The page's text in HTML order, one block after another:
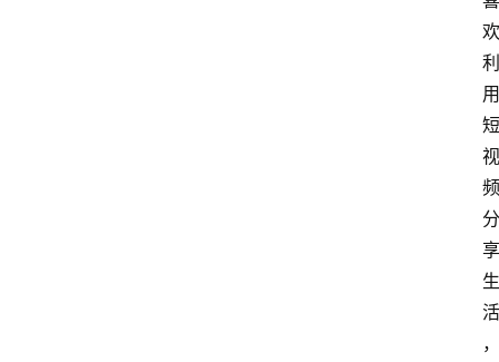
欢
利
用
短
视
频
分
享
生
活
，